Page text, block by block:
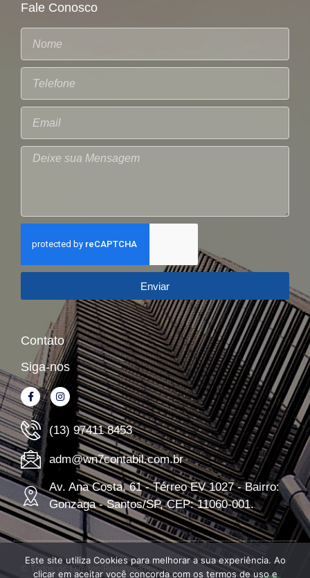
Fale Conosco
Enviar
Contato
Siga-nos
(13) 97411 8453
adm@wn7contabil.com.br
Av. Ana Costa, 61 - Térreo EV 1027 - Bairro:
Gonzaga - Santos/SP, CEP: 11060-001.
© Todos os Direitos Reservados
Este site utiliza Cookies para melhorar a sua experiência. Ao
clicar em aceitar você concorda com os termos de uso e